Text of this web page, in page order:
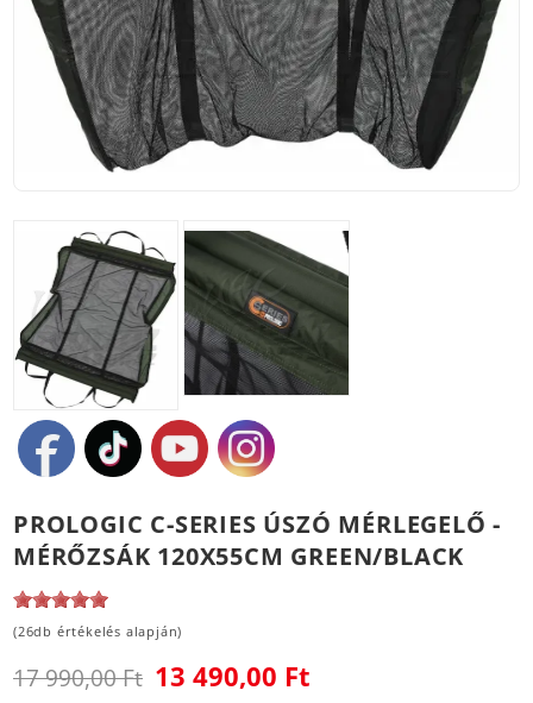
PROLOGIC C-SERIES ÚSZÓ MÉRLEGELŐ -
MÉRŐZSÁK 120X55CM GREEN/BLACK
(26db értékelés alapján)
17 990,00 Ft 13 490,00 Ft